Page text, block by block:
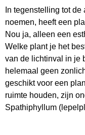
In tegenstelling tot
noemen, heeft een
Nou ja, alleen een
Welke plant je het
van de lichtinval in je
helemaal geen
geschikt voor een
ruimte houden, zijn
Spathiphyllum